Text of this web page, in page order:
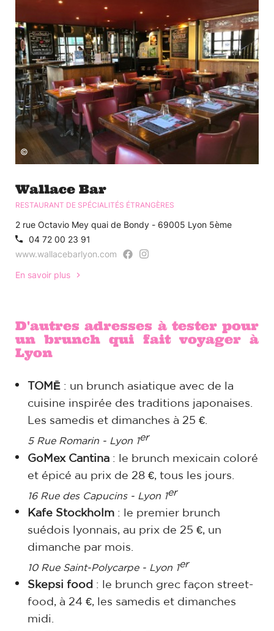
©
Wallace Bar
RESTAURANT DE SPÉCIALITÉS ÉTRANGÈRES
2 rue Octavio Mey quai de Bondy - 69005 Lyon 5ème
04 72 00 23 91
www.wallacebarlyon.com
En savoir plus
D'autres adresses à tester pour
un brunch qui fait voyager à
Lyon
TOMĒ : un brunch asiatique avec de la
cuisine inspirée des traditions japonaises.
Les samedis et dimanches à 25 €.
5 Rue Romarin - Lyon 1er
GoMex Cantina : le brunch mexicain coloré
et épicé au prix de 28 €, tous les jours.
16 Rue des Capucins - Lyon 1er
Kafe Stockholm : le premier brunch
suédois lyonnais, au prix de 25 €, un
dimanche par mois.
10 Rue Saint-Polycarpe - Lyon 1er
Skepsi food : le brunch grec façon street-
food, à 24 €, les samedis et dimanches
midi.